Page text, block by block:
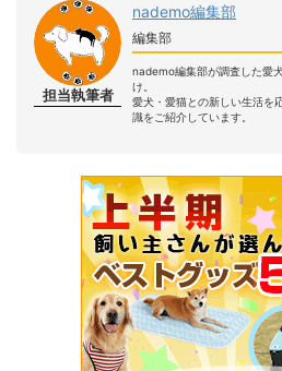
担当執筆者
nademo編集部
編集部
nademo編集部が調査した愛
け。
愛犬・愛猫との新しい生活を
識をご紹介しています。